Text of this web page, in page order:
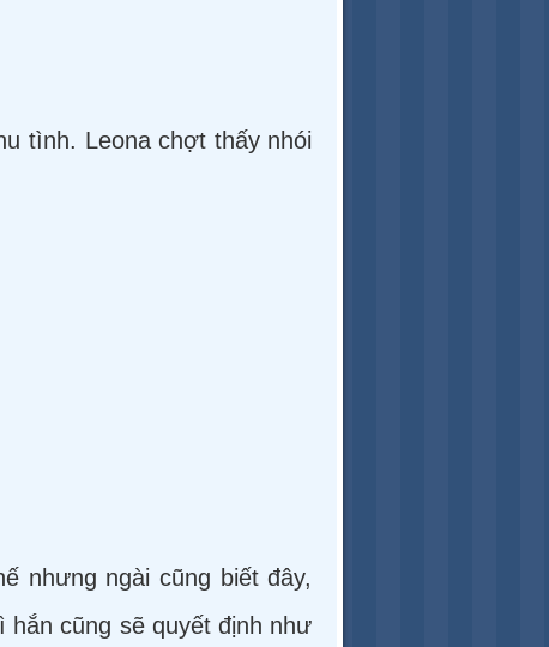
tình. Leona chợt thấy nhói
nhưng ngài cũng biết đây,
hắn cũng sẽ quyết định như